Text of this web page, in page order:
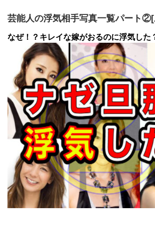
芸能人の浮気相手写真一覧パート
なぜ！？キレイな嫁がおるのに浮気した